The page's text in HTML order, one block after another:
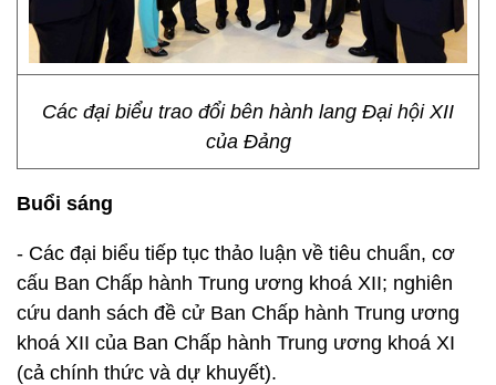
Các đại biểu trao đổi bên hành lang Đại hội XII
của Đảng
Buổi sáng
- Các đại biểu tiếp tục thảo luận về tiêu chuẩn, cơ
cấu Ban Chấp hành Trung ương khoá XII; nghiên
cứu danh sách đề cử Ban Chấp hành Trung ương
khoá XII của Ban Chấp hành Trung ương khoá XI
(cả chính thức và dự khuyết).